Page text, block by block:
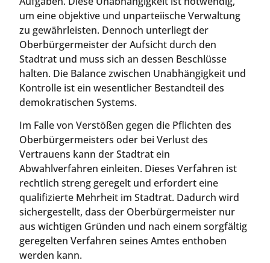
um eine objektive und unparteiische Verwaltung
zu gewährleisten. Dennoch unterliegt der
Oberbürgermeister der Aufsicht durch den
Stadtrat und muss sich an dessen Beschlüsse
halten. Die Balance zwischen Unabhängigkeit und
Kontrolle ist ein wesentlicher Bestandteil des
demokratischen Systems.
Im Falle von Verstößen gegen die Pflichten des
Oberbürgermeisters oder bei Verlust des
Vertrauens kann der Stadtrat ein
Abwahlverfahren einleiten. Dieses Verfahren ist
rechtlich streng geregelt und erfordert eine
qualifizierte Mehrheit im Stadtrat. Dadurch wird
sichergestellt, dass der Oberbürgermeister nur
aus wichtigen Gründen und nach einem sorgfältig
geregelten Verfahren seines Amtes enthoben
werden kann.